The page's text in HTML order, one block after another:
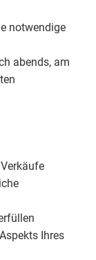
notwendige
abends, am
Ihres